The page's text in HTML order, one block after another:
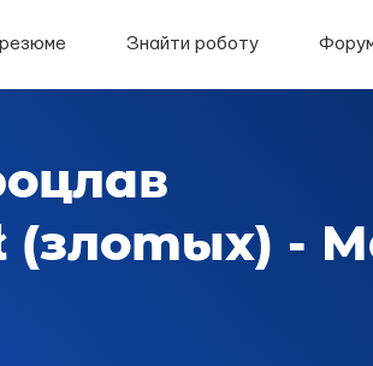
Знайти роботу
(злотых) -